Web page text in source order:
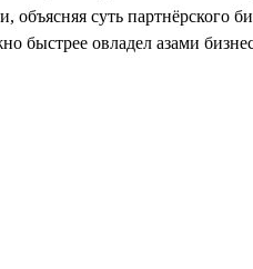
суть партнёрского
быстрее овладел азами